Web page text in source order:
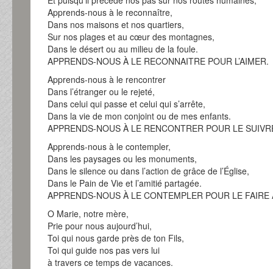
Apprends-nous à le reconnaître,
Dans nos maisons et nos quartiers,
Sur nos plages et au cœur des montagnes,
Dans le désert ou au milieu de la foule.
APPRENDS-NOUS À LE RECONNAITRE POUR L’AIMER.
Apprends-nous à le rencontrer
Dans l’étranger ou le rejeté,
Dans celui qui passe et celui qui s’arrête,
Dans la vie de mon conjoint ou de mes enfants.
APPRENDS-NOUS À LE RENCONTRER POUR LE
Apprends-nous à le contempler,
Dans les paysages ou les monuments,
Dans le silence ou dans l’action de grâce de l’Église,
Dans le Pain de Vie et l’amitié partagée.
APPRENDS-NOUS À LE CONTEMPLER POUR LE FAIRE
O Marie, notre mère,
Prie pour nous aujourd’hui,
Toi qui nous garde près de ton Fils,
Toi qui guide nos pas vers lui
à travers ce temps de vacances.